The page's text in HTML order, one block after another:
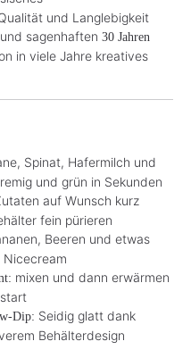
und Langlebigkeit
und sagenhaften 30 Jahren
in viele Jahre kreatives
Spinat, Hafermilch und
und grün in Sekunden
auf Wunsch kurz
fein pürieren
Beeren und etwas
Nicecream
mixen und dann erwärmen
Dip: Seidig glatt dank
Behälterdesign